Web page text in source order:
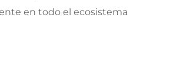
en todo el ecosistema